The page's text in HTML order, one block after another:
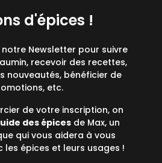
d'épices !
Newsletter pour suivre
recevoir des recettes,
nouveautés, bénéficier de
etc.
de votre inscription, on
des épices de Max, un
qui vous aidera à vous
les épices et leurs usages !